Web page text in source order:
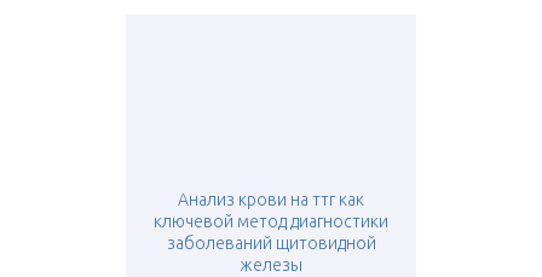
Анализ крови на ттг как
ключевой метод диагностики
заболеваний щитовидной
железы